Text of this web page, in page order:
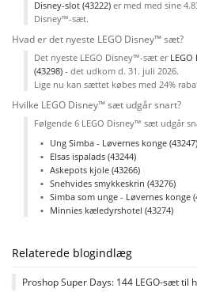
Disney-slot (43222) er med med sine
Disney™-sæt.
Hvad er det nyeste LEGO Disney™ sæt?
Det nyeste LEGO Disney™-sæt er LEGO
(43298) - det udkom d. 31. juli 2026.
Lige nu kan sættet købes med 24%
Hvilke LEGO Disney™ sæt udgår snart?
Følgende 6 LEGO Disney™ sæt udgår
Ung Simba - Løvernes konge (43247)
Elsas ispalads (43244)
Askepots kjole (43266)
Snehvides smykkeskrin (43276)
Simba som unge - Løvernes konge
Minnies kæledyrshotel (43274)
Relaterede blogindlæg
Proshop Super Days: 144 LEGO-sæt til